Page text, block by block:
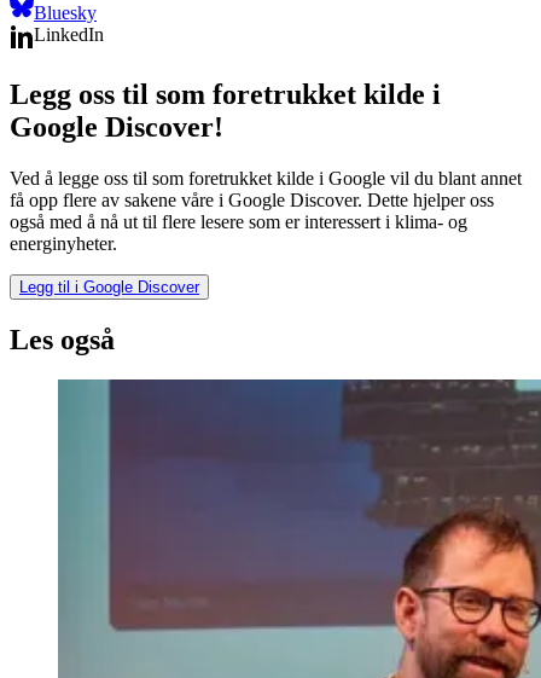
Bluesky
LinkedIn
Legg oss til som foretrukket kilde i
Google Discover!
Ved å legge oss til som foretrukket kilde i Google vil du blant annet
få opp flere av sakene våre i Google Discover. Dette hjelper oss
også med å nå ut til flere lesere som er interessert i klima- og
energinyheter.
Legg til i Google Discover
Les også